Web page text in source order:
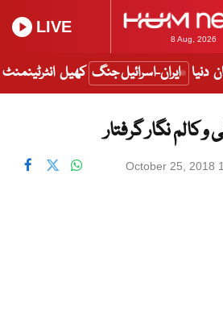
8 Aug, 2026
LIVE
دنیا ایران-اسرائیل جنگ کھیل انٹرٹینمنٹ
October 25, 2018